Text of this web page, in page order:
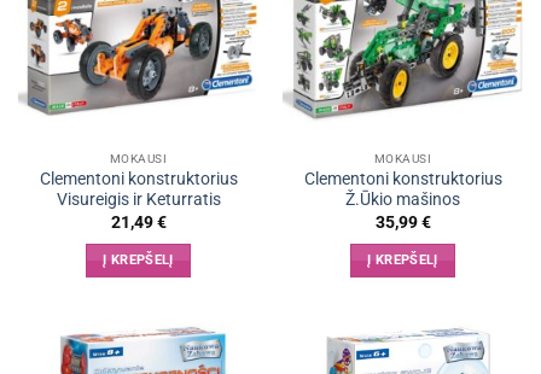
MOKAUSI
Clementoni konstruktorius
Visureigis ir Keturratis
21,49€
Į KREPŠELĮ
MOKAUSI
Clementoni konstruktorius
Ž.Ūkio mašinos
35,99€
Į KREPŠELĮ